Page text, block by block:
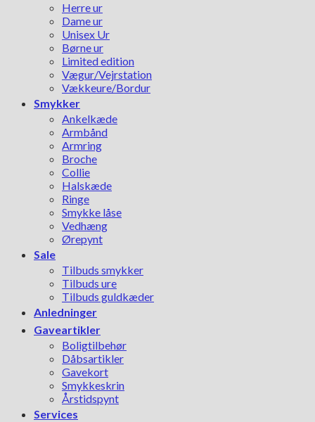
Herre ur
Dame ur
Unisex Ur
Børne ur
Limited edition
Vægur/Vejrstation
Vækkeure/Bordur
Smykker
Ankelkæde
Armbånd
Armring
Broche
Collie
Halskæde
Ringe
Smykke låse
Vedhæng
Ørepynt
Sale
Tilbuds smykker
Tilbuds ure
Tilbuds guldkæder
Anledninger
Gaveartikler
Boligtilbehør
Dåbsartikler
Gavekort
Smykkeskrin
Årstidspynt
Services